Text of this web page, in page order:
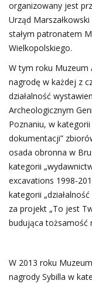
organizowany jest
Urząd
stałym patronatem
Wielkopolskiego.
W tym roku Muzeum
nagrodę w każdej z
działalność
Archeologicznym
Poznaniu, w
dokumentacji”
osada obronna w
kategorii
excavations 1998-
kategorii
za projekt „To jest
budująca tożsamość
W 2013 roku
nagrody Sybilla w